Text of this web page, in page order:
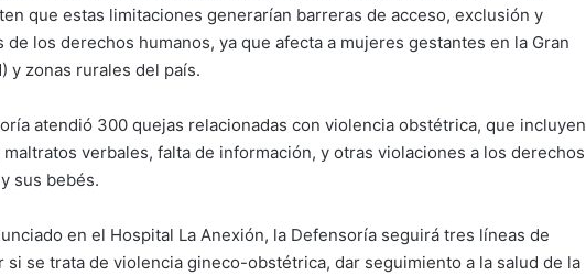
que estas limitaciones generarían barreras de acceso, exclusión y
los derechos humanos, ya que afecta a mujeres gestantes en la Gran
y zonas rurales del país.
atendió 300 quejas relacionadas con violencia obstétrica, que incluyen
verbales, falta de información, y otras violaciones a los derechos
sus bebés.
en el Hospital La Anexión, la Defensoría seguirá tres líneas de
si se trata de violencia gineco-obstétrica, dar seguimiento a la salud de la